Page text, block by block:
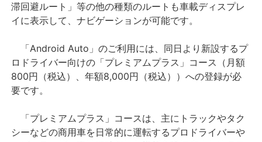
滞回避ルート」等の他の種類のルートも車載ディスプレ
イに表示して、ナビゲーションが可能です。
「Android Auto」のご利用には、同日より新設するプ
ロドライバー向けの「プレミアムプラス」コース（月額
800円（税込）、年額8,000円（税込））への登録が必
要です。
「プレミアムプラス」コースは、主にトラックやタク
シーなどの商用車を日常的に運転するプロドライバーや